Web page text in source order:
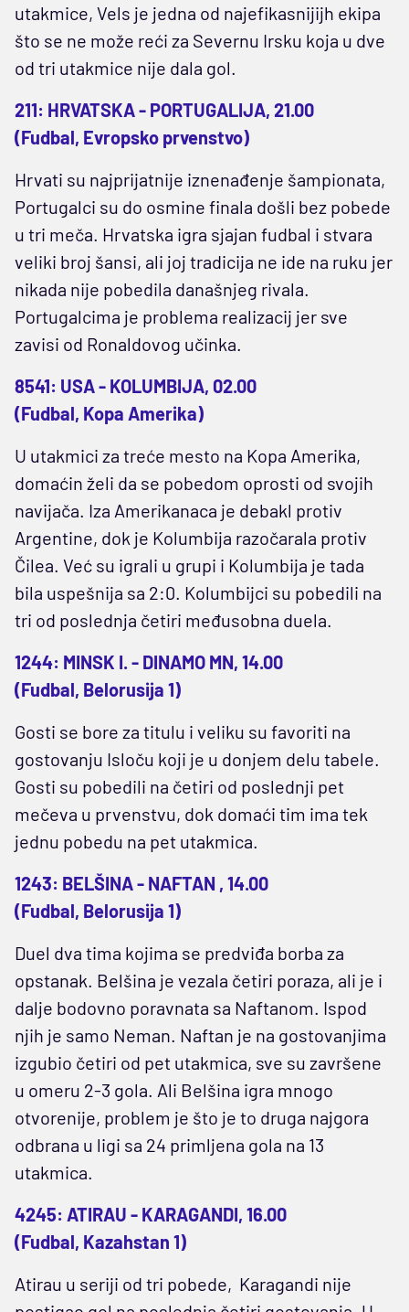
utakmice, Vels je jedna od najefikasnijijh ekipa
što se ne može reći za Severnu Irsku koja u dve
od tri utakmice nije dala gol.
211: HRVATSKA - PORTUGALIJA, 21.00
(Fudbal, Evropsko prvenstvo)
Hrvati su najprijatnije iznenađenje šampionata,
Portugalci su do osmine finala došli bez pobede
u tri meča. Hrvatska igra sjajan fudbal i stvara
veliki broj šansi, ali joj tradicija ne ide na ruku jer
nikada nije pobedila današnjeg rivala.
Portugalcima je problema realizacij jer sve
zavisi od Ronaldovog učinka.
8541: USA - KOLUMBIJA, 02.00
(Fudbal, Kopa Amerika)
U utakmici za treće mesto na Kopa Amerika,
domaćin želi da se pobedom oprosti od svojih
navijača. Iza Amerikanaca je debakl protiv
Argentine, dok je Kolumbija razočarala protiv
Čilea. Već su igrali u grupi i Kolumbija je tada
bila uspešnija sa 2:0. Kolumbijci su pobedili na
tri od poslednja četiri međusobna duela.
1244: MINSK I. - DINAMO MN, 14.00
(Fudbal, Belorusija 1)
Gosti se bore za titulu i veliku su favoriti na
gostovanju Isloču koji je u donjem delu tabele.
Gosti su pobedili na četiri od poslednji pet
mečeva u prvenstvu, dok domaći tim ima tek
jednu pobedu na pet utakmica.
1243: BELŠINA - NAFTAN , 14.00
(Fudbal, Belorusija 1)
Duel dva tima kojima se predviđa borba za
opstanak. Belšina je vezala četiri poraza, ali je i
dalje bodovno poravnata sa Naftanom. Ispod
njih je samo Neman. Naftan je na gostovanjima
izgubio četiri od pet utakmica, sve su završene
u omeru 2-3 gola. Ali Belšina igra mnogo
otvorenije, problem je što je to druga najgora
odbrana u ligi sa 24 primljena gola na 13
utakmica.
4245: ATIRAU - KARAGANDI, 16.00
(Fudbal, Kazahstan 1)
Atirau u seriji od tri pobede, Karagandi nije